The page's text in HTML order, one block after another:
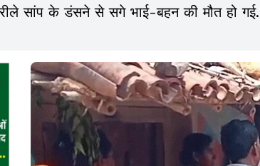
सांप के डंसने से सगे भाई-बहन की मौत हो गई.